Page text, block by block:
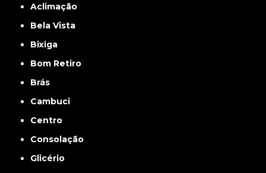
Aclimação
Bela Vista
Bixiga
Bom Retiro
Brás
Cambuci
Centro
Consolação
Glicério